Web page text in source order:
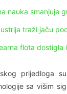
nauka smanjuje
traži jaču
flota
prijedloga
sa višim